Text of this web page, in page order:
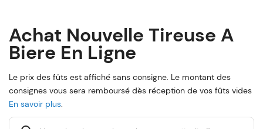
Achat Nouvelle Tireuse A
Biere En Ligne
Le prix des fûts est affiché sans consigne. Le montant des
consignes vous sera remboursé dès réception de vos fûts vides
En savoir plus.